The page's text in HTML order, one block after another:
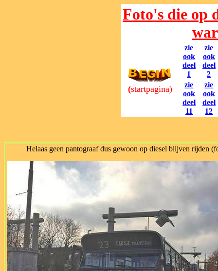
Foto's die op
(startpagina)
zie
ook
deel
1
zie
ook
deel
2
zie
ook
deel
11
zie
ook
deel
12
Helaas geen pantograaf dus gewoon op diesel blijven rijden